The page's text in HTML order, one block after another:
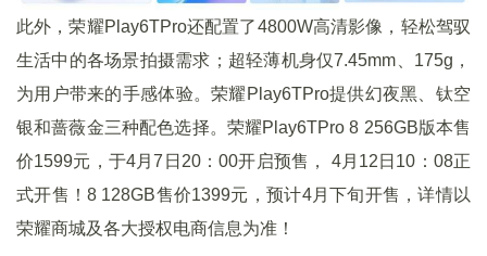
此外，荣耀Play6TPro还配置了4800W高清影像，轻松驾驭
生活中的各场景拍摄需求；超轻薄机身仅7.45mm、175g，
为用户带来的手感体验。荣耀Play6TPro提供幻夜黑、钛空
银和蔷薇金三种配色选择。荣耀Play6TPro 8 256GB版本售
价1599元，于4月7日20：00开启预售， 4月12日10：08正
式开售！8 128GB售价1399元，预计4月下旬开售，详情以
荣耀商城及各大授权电商信息为准！